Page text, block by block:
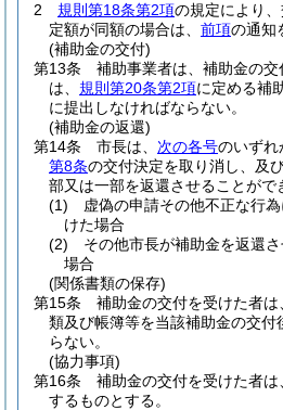
2
規則第18条第2項の規定により
定額が同額の場合は、 前項の通知
(補助金の交付)
第13条
補助事業者は、補助金の
は、 規則第20条第2項に定める補
に提出しなければならない。
(補助金の返還)
第14条
市長は、 次の各号のいずれ
第8条の交付決定を取り消し、及
部又は一部を返還させることがで
(1)
虚偽の申請その他不正な行
けた場合
(2)
その他市長が補助金を返還
場合
(関係書類の保存)
第15条
補助金の交付を受けた者は
類及び帳簿等を当該補助金の交付
らない。
(協力事項)
第16条
補助金の交付を受けた者
するものとする。